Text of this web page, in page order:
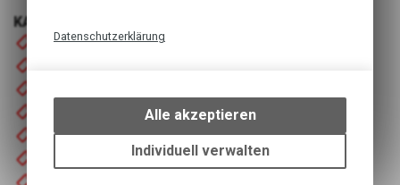
KATEGORIEN
Startseite
Zubehör / Ersatzteile
Datenschutzerklärung
bestimmte Interaktionen und
Einstellungen auf Ihrem Gerät,
um die grundlegenden
Funktionen unseres Online-
Alle akzeptieren
Individuell verwalten